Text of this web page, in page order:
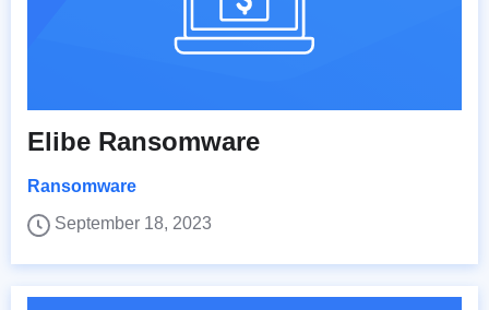
Elibe Ransomware
Ransomware
September 18, 2023